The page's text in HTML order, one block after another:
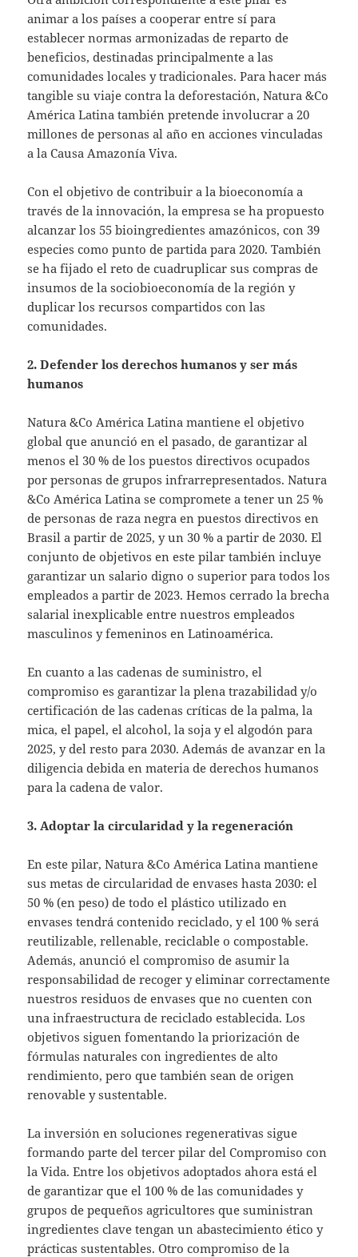
animar a los países a cooperar entre sí para
establecer normas armonizadas de reparto de
beneficios, destinadas principalmente a las
comunidades locales y tradicionales. Para hacer más
tangible su viaje contra la deforestación, Natura &Co
América Latina también pretende involucrar a 20
millones de personas al año en acciones vinculadas
a la Causa Amazonía Viva.
Con el objetivo de contribuir a la bioeconomía a
través de la innovación, la empresa se ha propuesto
alcanzar los 55 bioingredientes amazónicos, con 39
especies como punto de partida para 2020. También
se ha fijado el reto de cuadruplicar sus compras de
insumos de la sociobioeconomía de la región y
duplicar los recursos compartidos con las
comunidades.
2. Defender los derechos humanos y ser más
humanos
Natura &Co América Latina mantiene el objetivo
global que anunció en el pasado, de garantizar al
menos el 30 % de los puestos directivos ocupados
por personas de grupos infrarrepresentados. Natura
&Co América Latina se compromete a tener un 25 %
de personas de raza negra en puestos directivos en
Brasil a partir de 2025, y un 30 % a partir de 2030. El
conjunto de objetivos en este pilar también incluye
garantizar un salario digno o superior para todos los
empleados a partir de 2023. Hemos cerrado la brecha
salarial inexplicable entre nuestros empleados
masculinos y femeninos en Latinoamérica.
En cuanto a las cadenas de suministro, el
compromiso es garantizar la plena trazabilidad y/o
certificación de las cadenas críticas de la palma, la
mica, el papel, el alcohol, la soja y el algodón para
2025, y del resto para 2030. Además de avanzar en la
diligencia debida en materia de derechos humanos
para la cadena de valor.
3. Adoptar la circularidad y la regeneración
En este pilar, Natura &Co América Latina mantiene
sus metas de circularidad de envases hasta 2030: el
50 % (en peso) de todo el plástico utilizado en
envases tendrá contenido reciclado, y el 100 % será
reutilizable, rellenable, reciclable o compostable.
Además, anunció el compromiso de asumir la
responsabilidad de recoger y eliminar correctamente
nuestros residuos de envases que no cuenten con
una infraestructura de reciclado establecida. Los
objetivos siguen fomentando la priorización de
fórmulas naturales con ingredientes de alto
rendimiento, pero que también sean de origen
renovable y sustentable.
La inversión en soluciones regenerativas sigue
formando parte del tercer pilar del Compromiso con
la Vida. Entre los objetivos adoptados ahora está el
de garantizar que el 100 % de las comunidades y
grupos de pequeños agricultores que suministran
ingredientes clave tengan un abastecimiento ético y
prácticas sustentables. Otro compromiso de la